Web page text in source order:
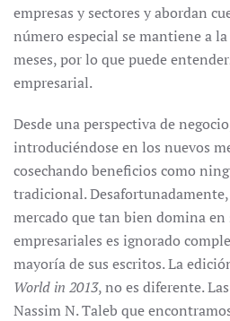
empresas y sectores y abordan
número especial se mantiene a
meses, por lo que puede
empresarial.
Desde una perspectiva de
introduciéndose en los nuevos
cosechando beneficios como
tradicional.
mercado que tan bien domina en
empresariales es ignorado
mayoría de sus escritos. La
World in 2013, no es diferente.
Nassim N. Taleb que